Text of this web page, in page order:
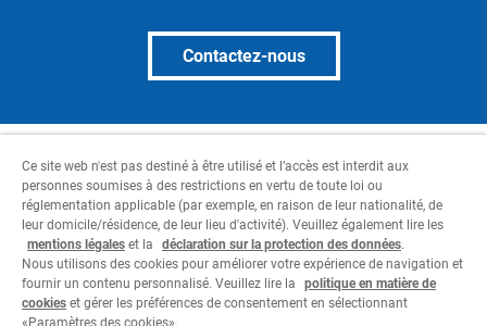
Contactez-nous
*Le taux d’intérêt peut être modifié par la
banque, notamment en fonction de l’évolution
des marchés monétaire et des capitaux ainsi
que du taux de référence fixé par la Banque
Nationale Suisse.
Ce site web n'est pas destiné à être utilisé et l’accès est interdit aux
personnes soumises à des restrictions en vertu de toute loi ou
réglementation applicable (par exemple, en raison de leur nationalité, de
leur domicile/résidence, de leur lieu d'activité). Veuillez également lire les
mentions légales et la déclaration sur la protection des données.
Nous utilisons des cookies pour améliorer votre expérience de navigation et
fournir un contenu personnalisé. Veuillez lire la
politique en matière de
cookies et gérer les préférences de consentement en sélectionnant
«Paramètres des cookies».